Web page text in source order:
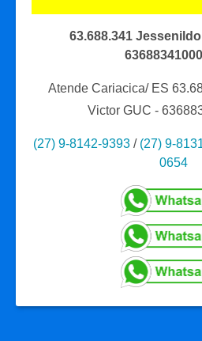
63.688.341
Atende Cariacica/ ES
Victor GUC -
(27) 9-8142-9393/ (27) 9-
0654